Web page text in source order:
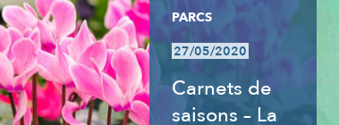
PARCS
27/05/2020
Carnets de
saisons – La